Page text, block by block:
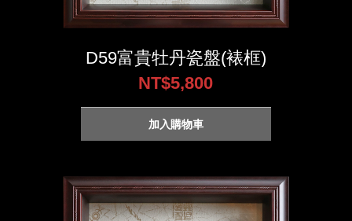
D59富貴牡丹瓷盤(裱框)
NT$5,800
加入購物車